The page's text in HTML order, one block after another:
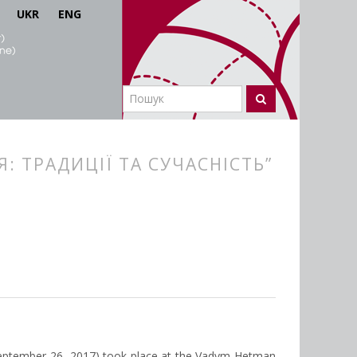
UKR ENG
ТРАДИЦІЇ ТА СУЧАСНІСТЬ”